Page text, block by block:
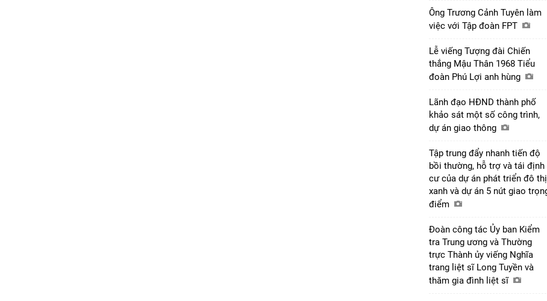
Ông Trương Cảnh Tuyên làm
việc với Tập đoàn FPT
Lễ viếng Tượng đài Chiến
thắng Mậu Thân 1968 Tiểu
đoàn Phú Lợi anh hùng
Lãnh đạo HĐND thành phố
khảo sát một số công trình,
dự án giao thông
Tập trung đẩy nhanh tiến độ
bồi thường, hỗ trợ và tái định
cư của dự án phát triển đô thị
xanh và dự án 5 nút giao
điểm
Đoàn công tác Ủy ban Kiểm
tra Trung ương và Thường
trực Thành ủy viếng Nghĩa
trang liệt sĩ Long Tuyền và
thăm gia đình liệt sĩ